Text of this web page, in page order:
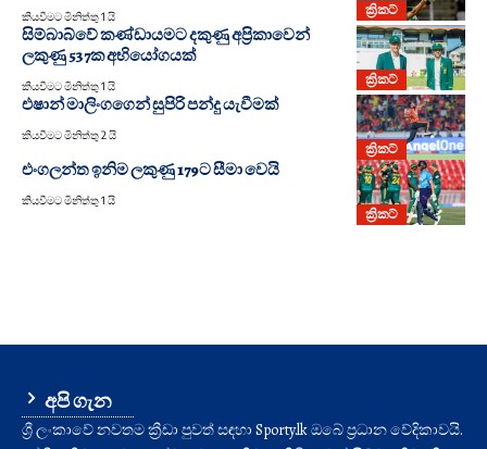
ක්‍රිකට්
කියවීමට මිනිත්තු 1 යි
ක්‍රිකට්
සිම්බාබ්වේ කණ්ඩායමට දකුණු අප්‍රිකාවෙන්
ලකුණු 537ක අභියෝගයක්
කියවීමට මිනිත්තු 1 යි
ක්‍රිකට්
එෂාන් මාලිංගගෙන් සුපිරි පන්දු යැවීමක්
කියවීමට මිනිත්තු 2 යි
ක්‍රිකට්
එංගලන්ත ඉනිම ලකුණු 179ට සීමා වෙයි
කියවීමට මිනිත්තු 1 යි
අපි ගැන
ශ්‍රී ලංකාවේ නවතම ක්‍රීඩා පුවත් සඳහා Sporty.lk ඔබේ ප්‍රධාන වේදිකාවයි.